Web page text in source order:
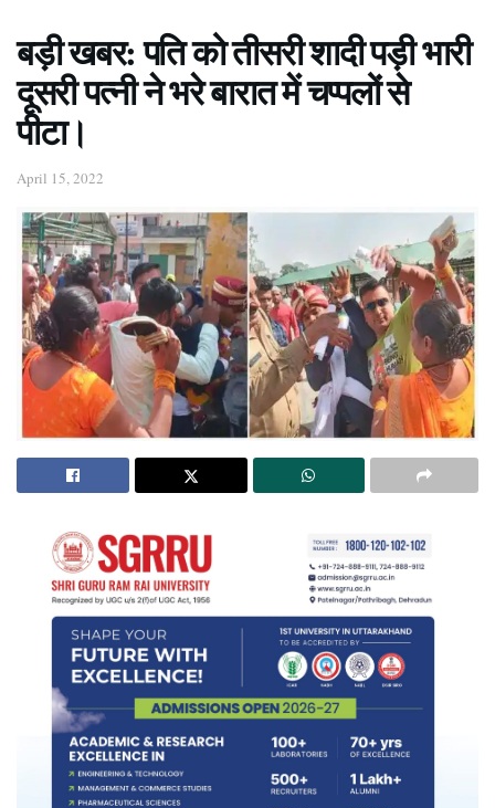
बड़ी खबर: पति को तीसरी शादी पड़ी भारी
दूसरी पत्नी ने भरे बारात में चप्पलों से
पीटा।
April 15, 2022